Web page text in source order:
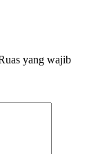
yang wajib